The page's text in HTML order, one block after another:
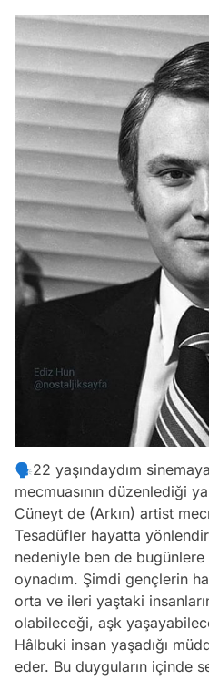
🗣22 yaşındaydım
mecmuasının düzenlediği
Cüneyt de (Arkın) artist
Tesadüfler hayatta
nedeniyle ben de
oynadım. Şimdi gençlerin
orta ve ileri yaştaki
olabileceği, aşk
Hâlbuki insan yaşadığı
eder. Bu duyguların içinde